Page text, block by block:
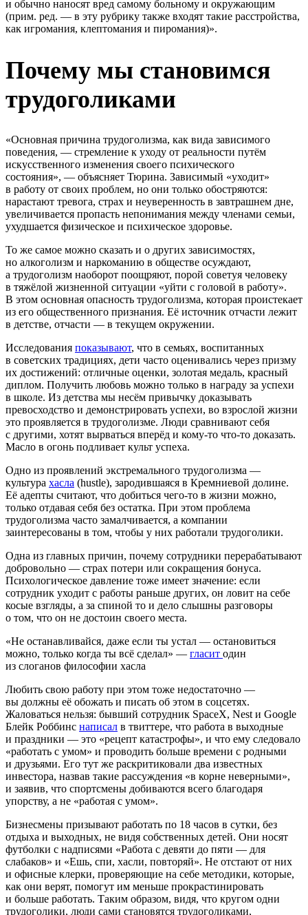
и обычно наносят вред самому больному и окружающим
(прим. ред. — в эту рубрику также входят такие расстройства,
как игромания, клептомания и пиромания)».
Почему мы становимся
трудоголиками
«Основная причина трудоголизма, как вида зависимого
поведения, — стремление к уходу от реальности путём
искусственного изменения своего психического
состояния», — объясняет Тюрина. Зависимый «уходит»
в работу от своих проблем, но они только обостряются:
нарастают тревога, страх и неуверенность в завтрашнем дне,
увеличивается пропасть непонимания между членами семьи,
ухудшается физическое и психическое здоровье.
То же самое можно сказать и о других зависимостях,
но алкоголизм и наркоманию в обществе осуждают,
а трудоголизм наоборот поощряют, порой советуя человеку
в тяжёлой жизненной ситуации «уйти с головой в работу».
В этом основная опасность трудоголизма, которая проистекает
из его общественного признания. Её источник отчасти лежит
в детстве, отчасти — в текущем окружении.
Исследования показывают, что в семьях, воспитанных
в советских традициях, дети часто оценивались через призму
их достижений: отличные оценки, золотая медаль, красный
диплом. Получить любовь можно только в награду за успехи
в школе. Из детства мы несём привычку доказывать
превосходство и демонстрировать успехи, во взрослой жизни
это проявляется в трудоголизме. Люди сравнивают себя
с другими, хотят вырваться вперёд и кому-то что-то доказать.
Масло в огонь подливает культ успеха.
Одно из проявлений экстремального трудоголизма —
культура хасла (hustle), зародившаяся в Кремниевой долине.
Её адепты считают, что добиться чего-то в жизни можно,
только отдавая себя без остатка. При этом проблема
трудоголизма часто замалчивается, а компании
заинтересованы в том, чтобы у них работали трудоголики.
Одна из главных причин, почему сотрудники перерабатывают
добровольно — страх потери или сокращения бонуса.
Психологическое давление тоже имеет значение: если
сотрудник уходит с работы раньше других, он ловит на себе
косые взгляды, а за спиной то и дело слышны разговоры
о том, что он не достоин своего места.
«Не останавливайся, даже если ты устал — остановиться
можно, только когда ты всё сделал» — гласит один
из слоганов философии хасла
Любить свою работу при этом тоже недостаточно —
вы должны её обожать и писать об этом в соцсетях.
Жаловаться нельзя: бывший сотрудник SpaceX, Nest и Google
Блейк Роббинс написал в твиттере, что работа в выходные
и праздники — это «рецепт катастрофы», и что ему следовало
«работать с умом» и проводить больше времени с родными
и друзьями. Его тут же раскритиковали два известных
инвестора, назвав такие рассуждения «в корне неверными»,
и заявив, что спортсмены добиваются всего благодаря
упорству, а не «работая с умом».
Бизнесмены призывают работать по 18 часов в сутки, без
отдыха и выходных, не видя собственных детей. Они носят
футболки с надписями «Работа с девяти до пяти — для
слабаков» и «Ешь, спи, хасли, повторяй». Не отстают от них
и офисные клерки, проверяющие на себе методики, которые,
как они верят, помогут им меньше прокрастинировать
и больше работать. Таким образом, видя, что кругом одни
трудоголики, люди сами становятся трудоголиками,